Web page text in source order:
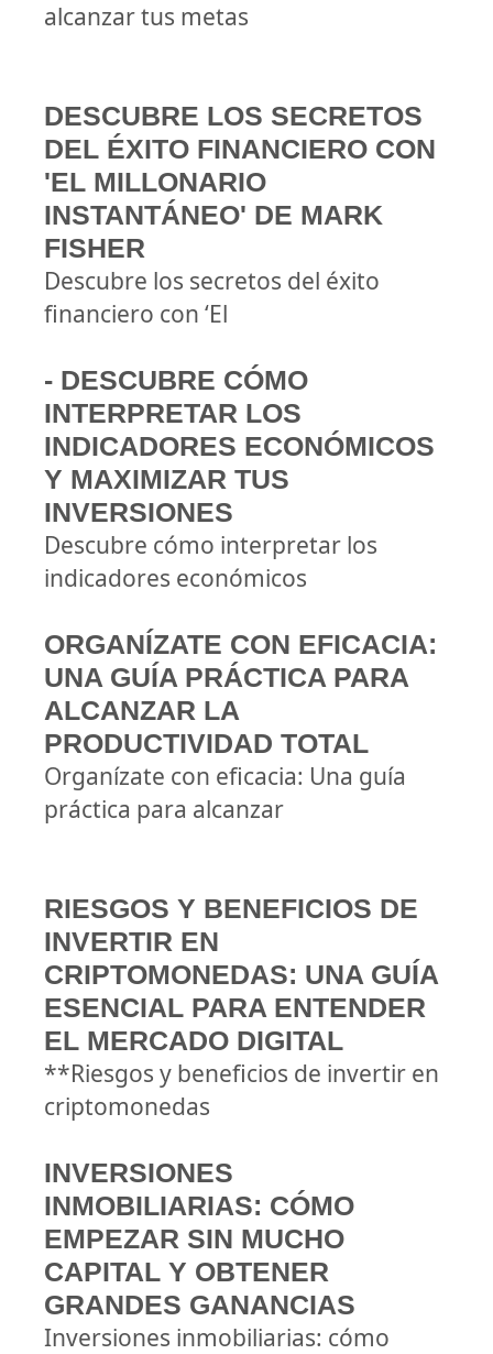
alcanzar tus metas
DESCUBRE LOS SECRETOS
DEL ÉXITO FINANCIERO CON
'EL MILLONARIO
INSTANTÁNEO' DE MARK
FISHER
Descubre los secretos del éxito
financiero con ‘El
- DESCUBRE CÓMO
INTERPRETAR LOS
INDICADORES ECONÓMICOS
Y MAXIMIZAR TUS
INVERSIONES
Descubre cómo interpretar los
indicadores económicos
ORGANÍZATE CON EFICACIA:
UNA GUÍA PRÁCTICA PARA
ALCANZAR LA
PRODUCTIVIDAD TOTAL
Organízate con eficacia: Una guía
práctica para alcanzar
RIESGOS Y BENEFICIOS DE
INVERTIR EN
CRIPTOMONEDAS: UNA GUÍA
ESENCIAL PARA ENTENDER
EL MERCADO DIGITAL
**Riesgos y beneficios de invertir en
criptomonedas
INVERSIONES
INMOBILIARIAS: CÓMO
EMPEZAR SIN MUCHO
CAPITAL Y OBTENER
GRANDES GANANCIAS
Inversiones inmobiliarias: cómo